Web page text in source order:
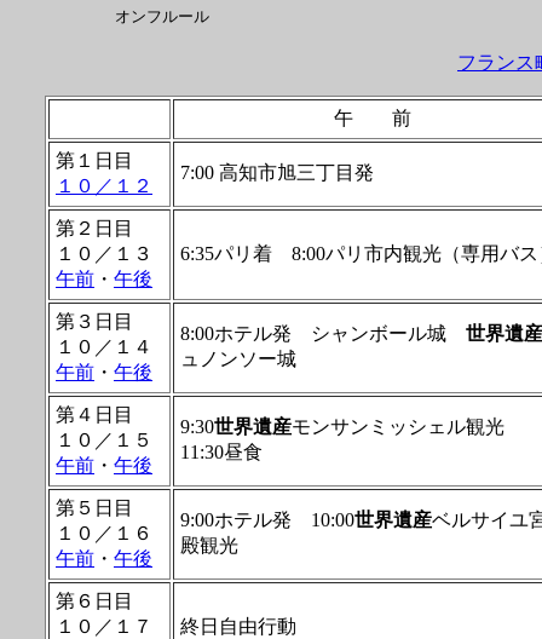
オンフルール
フランス
午 前
第１日目
１０／１２
7:00 高知市旭三丁目発
第２日目
１０／１３
午前 ・ 午後
6:35パリ着 8:00パリ市内観光（専用バス
第３日目
１０／１４
午前 ・ 午後
8:00ホテル発 シャンボール城 世界遺産
ュノンソー城
第４日目
１０／１５
午前 ・ 午後
9:30世界遺産モンサンミッシェル観光
11:30昼食
第５日目
１０／１６
午前 ・ 午後
9:00ホテル発 10:00世界遺産ベルサイユ
殿観光
第６日目
１０／１７
終日自由行動